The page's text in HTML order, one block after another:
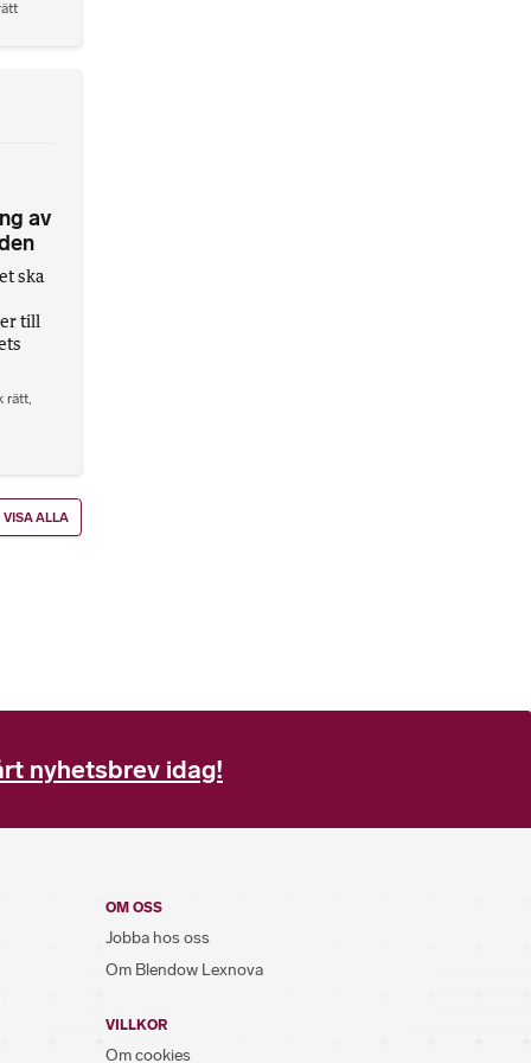
av
ska
till
rätt
VISA ALLA
nyhetsbrev idag!
OM OSS
Jobba hos oss
Om Blendow Lexnova
VILLKOR
Om cookies